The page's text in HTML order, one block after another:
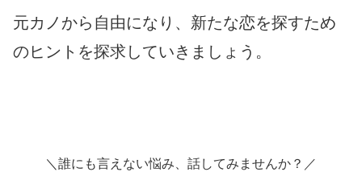
元カノから自由になり、新たな恋を探すため
のヒントを探求していきましょう。
＼誰にも言えない悩み、話してみませんか？／